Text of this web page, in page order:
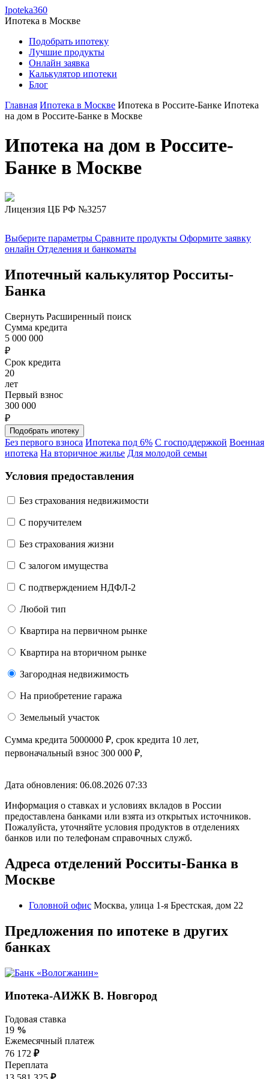
Ipoteka360
Ипотека в Москве
Подобрать ипотеку
Лучшие продукты
Онлайн заявка
Калькулятор ипотеки
Блог
Главная Ипотека в Москве Ипотека в Россите-Банке Ипотека
на дом в Россите-Банке в Москве
Ипотека на дом в Россите-
Банке в Москве
Лицензия ЦБ РФ №3257
Выберите параметры Сравните продукты Оформите заявку
онлайн Отделения и банкоматы
Ипотечный калькулятор Росситы-
Банка
Свернуть Расширенный поиск
Сумма кредита
5 000 000
₽
Срок кредита
20
лет
Первый взнос
300 000
₽
Без первого взноса Ипотека под 6% С господдержкой Военная
ипотека На вторичное жилье Для молодой семьи
Условия предоставления
Без страхования недвижимости
C поручителем
Без страхования жизни
С залогом имущества
С подтверждением НДФЛ-2
Любой тип
Квартира на первичном рынке
Квартира на вторичном рынке
Загородная недвижимость
На приобретение гаража
Земельный участок
Сумма кредита 5000000 ₽, срок кредита 10 лет,
первоначальный взнос 300 000 ₽,
Дата обновления: 06.08.2026 07:33
Информация о ставках и условиях вкладов в России
предоставлена банками или взята из открытых источников.
Пожалуйста, уточняйте условия продуктов в отделениях
банков или по телефонам справочных служб.
Адреса отделений Росситы-Банка в
Москве
Головной офис Москва, улица 1-я Брестская, дом 22
Предложения по ипотеке в других
банках
Ипотека-АИЖК В. Новгород
Годовая ставка
19 %
Ежемесячный платеж
76 172 ₽
Переплата